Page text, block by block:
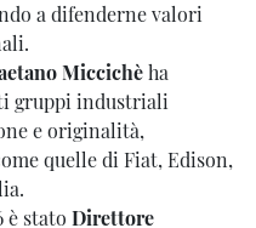
a difenderne valori
Miccichèha
gruppi industriali
e originalità,
quelle di Fiat, Edison,
è stato Direttore